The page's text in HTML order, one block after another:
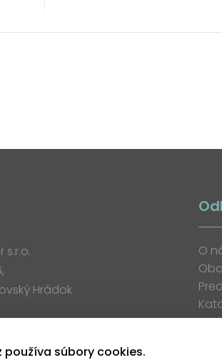
s.r.o.
Hrádok
O
K
používa súbory cookies.